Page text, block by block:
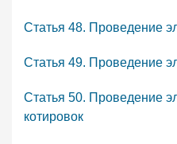
Статья 48. Проведение
Статья 49. Проведение
Статья 50. Проведение
котировок